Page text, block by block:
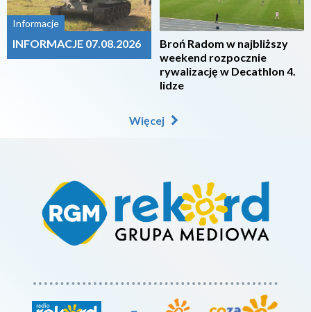
Informacje
INFORMACJE 07.08.2026
Broń Radom w najbliższy
weekend rozpocznie
rywalizację w Decathlon 4.
lidze
Więcej